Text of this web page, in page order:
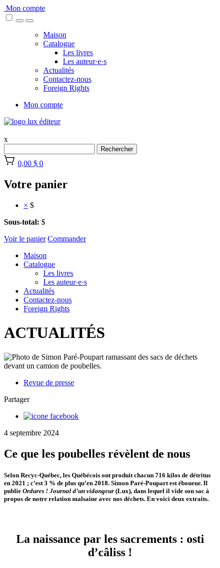
Skip
to
Mon compte
Maison
Catalogue
Les livres
Les auteur·e·s
Actualités
Contactez-nous
Foreign Rights
Mon compte
x
Rechercher
0,00 $ 0
Votre panier
× $
Sous-total: $
Voir le panier Commander
Maison
Catalogue
Les livres
Les auteur·e·s
Actualités
Contactez-nous
Foreign Rights
ACTUALITÉS
Revue de presse
Partager
4 septembre 2024
Ce que les poubelles révèlent de nous
Selon Recyc-Québec, les Québécois ont produit chacun 716 kilos de détritus
en 2021 ; c’est 3 % de plus qu’en 2018. Simon Paré-Poupart est éboueur. Il
publie Ordures ! Journal d’un vidangeur (Lux), dans lequel il vide son sac à
propos de notre relation malsaine avec nos déchets. En voici deux extraits.
La naissance par les sacrements : osti
d’câliss !